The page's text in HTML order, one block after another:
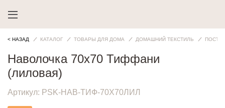
< НАЗАД КАТАЛОГ ТОВАРЫ ДЛЯ ДОМА ДОМАШНИЙ ТЕКСТИЛЬ
Наволочка 70х70 Тиффани
(лиловая)
Артикул: PSK-НАВ-ТИФ-70Х70ЛИЛ